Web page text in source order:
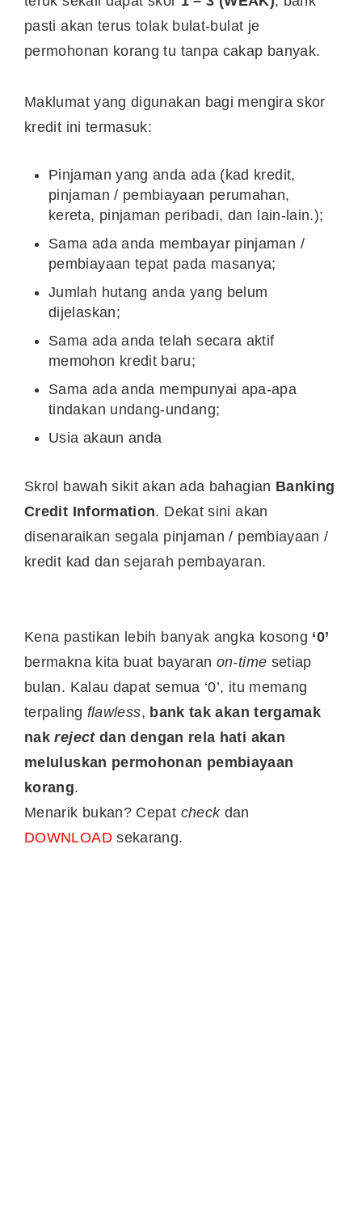
pasti akan terus tolak bulat-bulat je
permohonan korang tu tanpa cakap banyak.
Maklumat yang digunakan bagi mengira skor
kredit ini termasuk:
Pinjaman yang anda ada (kad kredit,
pinjaman / pembiayaan perumahan,
kereta, pinjaman peribadi, dan lain-lain.);
Sama ada anda membayar pinjaman /
pembiayaan tepat pada masanya;
Jumlah hutang anda yang belum
dijelaskan;
Sama ada anda telah secara aktif
memohon kredit baru;
Sama ada anda mempunyai apa-apa
tindakan undang-undang;
Usia akaun anda
Skrol bawah sikit akan ada bahagian Banking
Credit Information. Dekat sini akan
disenaraikan segala pinjaman / pembiayaan /
kredit kad dan sejarah pembayaran.
Kena pastikan lebih banyak angka kosong ‘0’
bermakna kita buat bayaran on-time setiap
bulan. Kalau dapat semua ‘0’, itu memang
terpaling flawless, bank tak akan tergamak
nakrejectdan dengan rela hati akan
meluluskan permohonan pembiayaan
korang.
Menarik bukan? Cepat checkdan
DOWNLOADsekarang.